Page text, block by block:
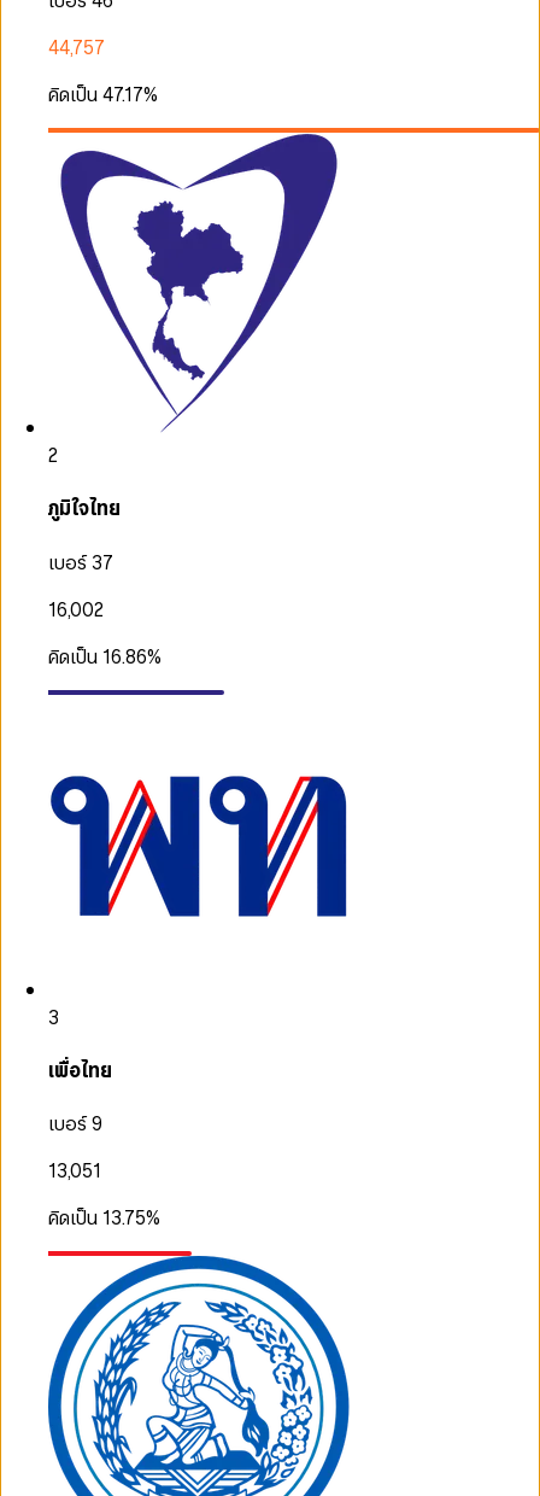
44,757
คิดเป็น47.17%
2
ภูมิใจไทย
เบอร์ 37
16,002
คิดเป็น 16.86%
3
เพื่อไทย
เบอร์ 9
13,051
คิดเป็น 13.75%